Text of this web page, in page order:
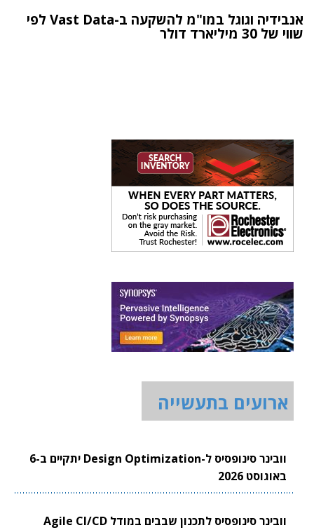
אנבידיה וגוגל במו"מ להשקעה ב-Vast Data לפי
שווי של 30 מיליארד דולר
ארועים בתעשייה
וובינר סינופסיס ל-Design Optimization יתקיים ב-6
באוגוסט 2026
וובינר סינופסיס לתכנון שבבים במודל Agile CI/CD